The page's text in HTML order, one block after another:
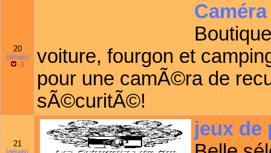
20
[détails]
-3
voiture, fourgon et
pour une camÃ©ra de
sÃ©curitÃ©!
21
jeux de